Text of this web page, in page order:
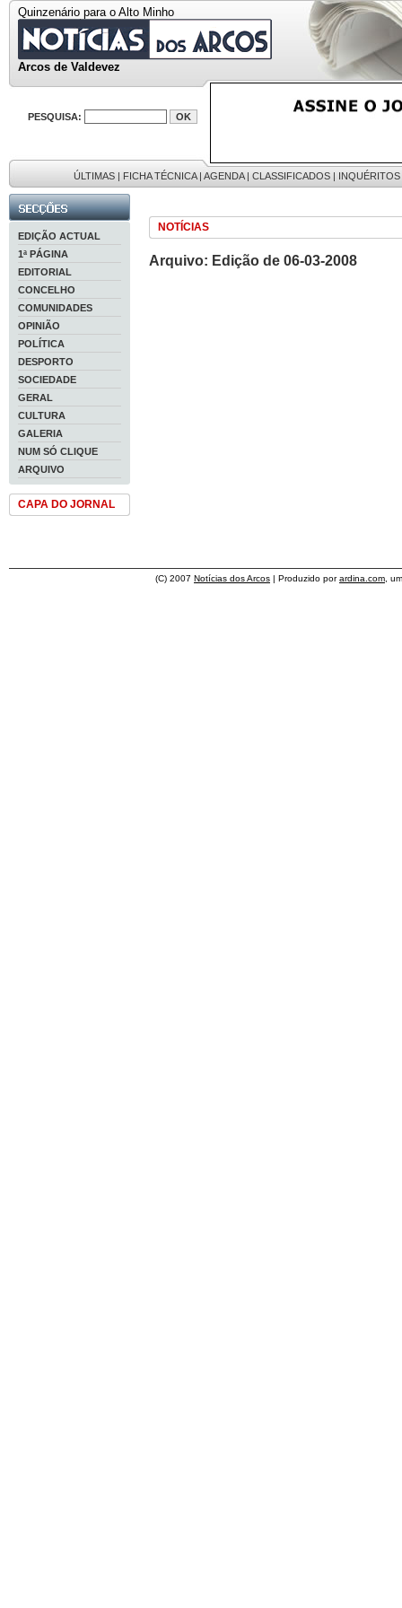
Quinzenário para o Alto Minho
Arcos de Valdevez
PESQUISA:
ÚLTIMAS | FICHA TÉCNICA| AGENDA| CLASSIFICADOS | INQUÉRITOS
EDIÇÃO ACTUAL
1ª PÁGINA
EDITORIAL
CONCELHO
COMUNIDADES
OPINIÃO
POLÍTICA
DESPORTO
SOCIEDADE
GERAL
CULTURA
GALERIA
NUM SÓ CLIQUE
ARQUIVO
CAPA DO JORNAL
NOTÍCIAS
Arquivo: Edição de 06-03-2008
(C) 2007 Notícias dos Arcos | Produzido porardina.com ,